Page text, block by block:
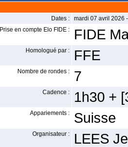
Dates :
mardi 07 avril 2026
Prise en compte Elo FIDE :
FIDE
Homologué par : FFE
Nombre de rondes : 7
Cadence : 1h30 +
Appariements : Suisse
Organisateur : LEES